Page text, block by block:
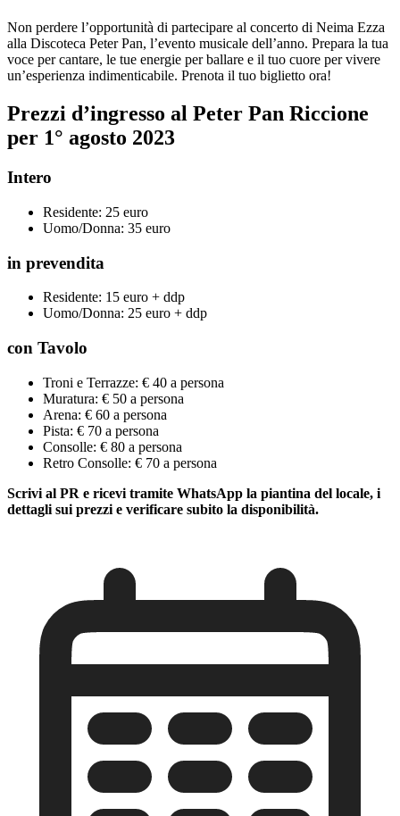
Non perdere l’opportunità di partecipare al concerto di Neima Ezza
alla Discoteca Peter Pan, l’evento musicale dell’anno. Prepara la tua
voce per cantare, le tue energie per ballare e il tuo cuore per vivere
un’esperienza indimenticabile. Prenota il tuo biglietto ora!
Prezzi d’ingresso al Peter Pan Riccione
per 1° agosto 2023
Intero
Residente: 25 euro
Uomo/Donna: 35 euro
in prevendita
Residente: 15 euro + ddp
Uomo/Donna: 25 euro + ddp
con Tavolo
Troni e Terrazze: € 40 a persona
Muratura: € 50 a persona
Arena: € 60 a persona
Pista: € 70 a persona
Consolle: € 80 a persona
Retro Consolle: € 70 a persona
Scrivi al PR e ricevi tramite WhatsApp la piantina del locale, i
dettagli sui prezzi e verificare subito la disponibilità.